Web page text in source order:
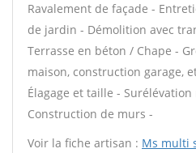
Ravalement de façade -
de jardin - Démolition avec
Terrasse en béton / Chape -
maison, construction garage,
Élagage et taille -
Construction de murs -
Voir la fiche artisan : Ms multi